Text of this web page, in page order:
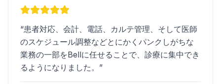
“患者対応、会計、電話、カルテ管理、そして医師
のスケジュール調整などとにかくパンクしがちな
業務の一部をBellに任せることで、診療に集中でき
るようになりました。 ”